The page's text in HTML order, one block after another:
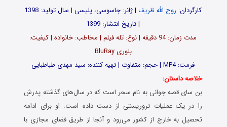
کارگردان: روح الله ظریف
| ژانر: جاسوسی، پلیسی | سال تولید: 1398
| تاریخ انتشار: 1399
مدت زمان: 94 دقیقه | نوع: تله فیلم | مخاطب: خانواده | کیفیت:
بلوری BluRay
فرمت: MP4 | حجم: متفاوت | تهیه کننده: سید مهدی طباطبایی
خلاصه داستان:
بن سای قصه جوانی به نام سحر است که در سال‌های گذشته پدرش
را در یک عملیات تروریستی از دست داده است. او برای ادامه
تحصیل به خارج از کشور می‌رود و آنجا از طریق فضای مجازی با